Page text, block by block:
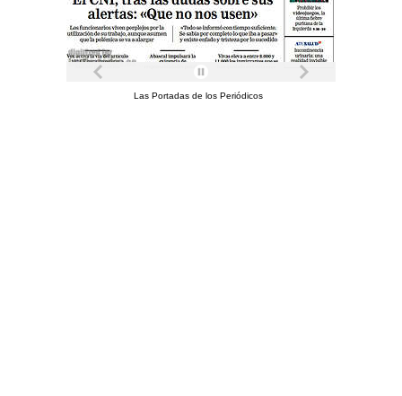
Las Portadas de los Periódicos